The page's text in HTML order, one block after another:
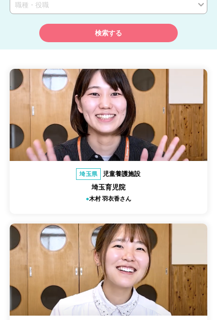
職種・役職
検索する
埼玉県 児童養護施設
埼玉育児院
木村 羽衣香さん